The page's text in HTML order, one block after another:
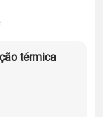
térmica